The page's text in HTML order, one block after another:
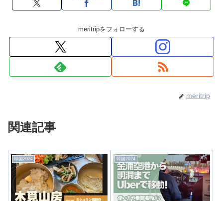
meritripをフォローする
meritrip
関連記事
韓国2024 韓国2024